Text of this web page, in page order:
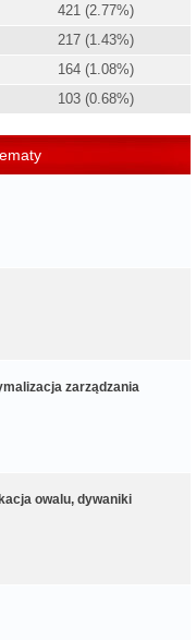
421 (2.77%)
217 (1.43%)
164 (1.08%)
103 (0.68%)
zarządzania
owalu, dywaniki